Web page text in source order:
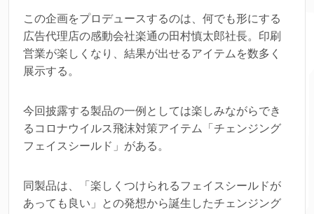
この企画をプロデュースするのは、何でも形にする
広告代理店の感動会社楽通の田村慎太郎社長。印刷
営業が楽しくなり、結果が出せるアイテムを数多く
展示する。
今回披露する製品の一例としては楽しみながらでき
るコロナウイルス飛沫対策アイテム「チェンジング
フェイスシールド」がある。
同製品は、「楽しくつけられるフェイスシールドが
あっても良い」との発想から誕生したチェンジング